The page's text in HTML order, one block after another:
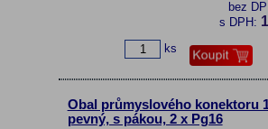
bez
s DPH:
ks
Obal průmyslového konektoru
pevný, s pákou, 2 x Pg16